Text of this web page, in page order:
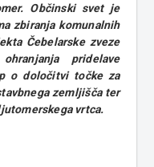
Občinski svet je
zbiranja komunalnih
Čebelarske zveze
pridelave
o določitvi točke za
zemljišča ter
vrtca.